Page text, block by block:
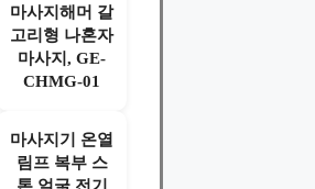
마사지해머 갈
고리형 나혼자
마사지, GE-
CHMG-01
마사지기 온열
림프 복부 스